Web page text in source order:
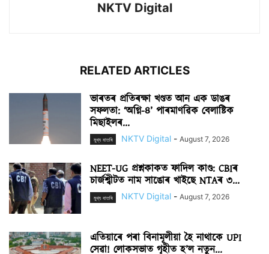
NKTV Digital
RELATED ARTICLES
ভাৰতৰ প্ৰতিৰক্ষা খণ্ডত আন এক ডাঙৰ
সফলতা: ‘অগ্নি-৪’ পাৰমাণৱিক বেলাষ্টিক
মিছাইলৰ...
মুখ্য বাতৰি NKTV Digital - August 7, 2026
NEET-UG প্ৰশ্নকাকত ফাদিল কাণ্ড: CBIৰ
চাৰ্জশ্বীটত নাম সাঙোৰ খাইছে NTAৰ ৩...
মুখ্য বাতৰি NKTV Digital - August 7, 2026
এতিয়াৰে পৰা বিনামূলীয়া হৈ নাথাকে UPI
সেৱা! লোকসভাত গৃহীত হ’ল নতুন...